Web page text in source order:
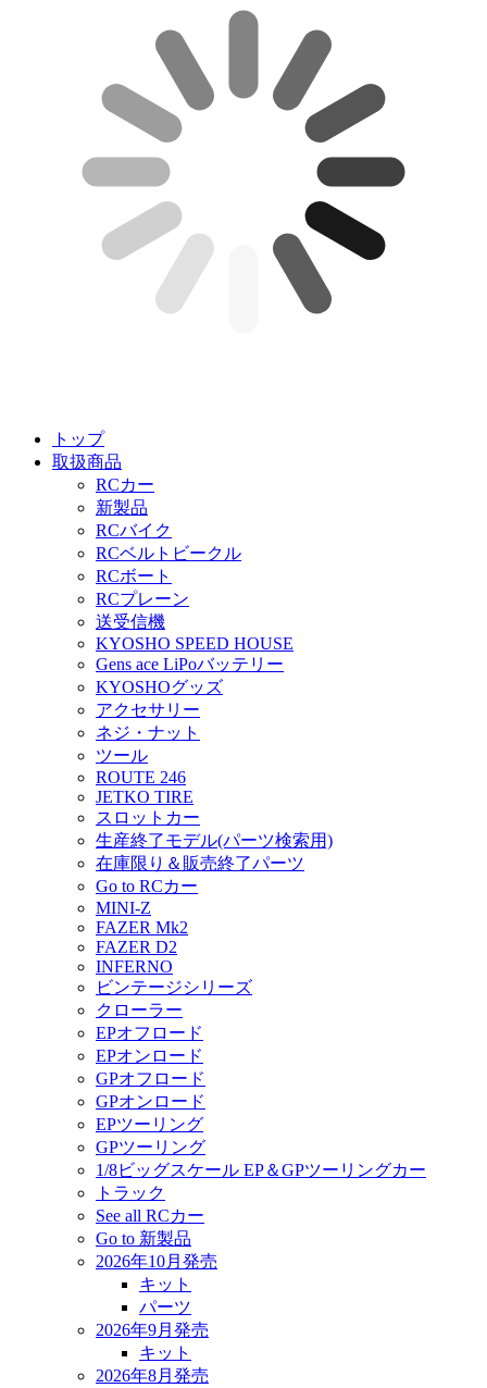
トップ
取扱商品
RCカー
新製品
RCバイク
RCベルトビークル
RCボート
RCプレーン
送受信機
KYOSHO SPEED HOUSE
Gens ace LiPoバッテリー
KYOSHOグッズ
アクセサリー
ネジ・ナット
ツール
ROUTE 246
JETKO TIRE
スロットカー
生産終了モデル(パーツ検索用)
在庫限り＆販売終了パーツ
Go to RCカー
MINI-Z
FAZER Mk2
FAZER D2
INFERNO
ビンテージシリーズ
クローラー
EPオフロード
EPオンロード
GPオフロード
GPオンロード
EPツーリング
GPツーリング
1/8ビッグスケール EP＆GPツーリングカー
トラック
See all RCカー
Go to 新製品
2026年10月発売
キット
パーツ
2026年9月発売
キット
2026年8月発売